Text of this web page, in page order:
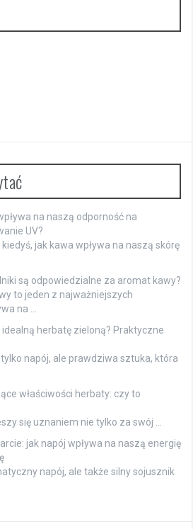
na naszą odporność na
UV?
jak kawa wpływa na naszą skórę
są odpowiedzialne za aromat kawy?
to jeden z najważniejszych
na …
herbatę zieloną? Praktyczne
napój, ale prawdziwa sztuka, która
właściwości herbaty: czy to
się uznaniem nie tylko za swój …
jak napój wpływa na naszą energię
napój, ale także silny sojusznik